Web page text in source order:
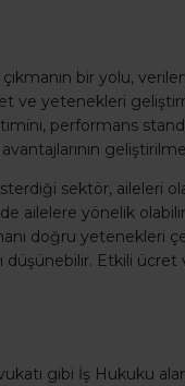
bir yolu,
ve yetenekleri
performans
sektör, aileleri
ailelere yönelik
doğru yetenekleri
Etkili ücret
gibi İş Hukuku